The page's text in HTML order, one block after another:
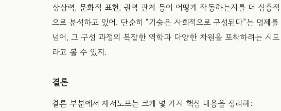
상상력, 문화적 표현, 권력 관계 등이 어떻게 작동하는지를 더 심층적
으로 분석하고 있어. 단순히 “기술은 사회적으로 구성된다”는 명제를
넘어, 그 구성 과정의 복잡한 역학과 다양한 차원을 포착하려는 시도
라고 볼 수 있지.
결론
결론 부분에서 재서노프는 크게 몇 가지 핵심 내용을 정리해: